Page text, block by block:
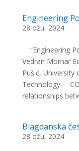
Engineering
28 ožu, 2024
“Engineering
Vedran Mornar
Pušić, University
Technology
relationships
Blagdanska
28 ožu, 2024